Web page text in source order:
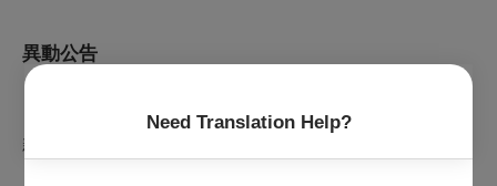
Need Translation Help?
異動公告
親愛的觀眾，您好